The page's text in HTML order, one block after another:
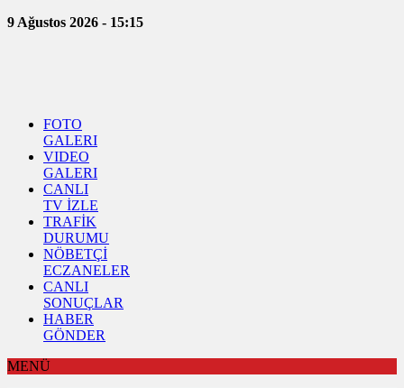
9 Ağustos 2026 - 15:15
FOTO
GALERI
VIDEO
GALERI
CANLI
TV İZLE
TRAFİK
DURUMU
NÖBETÇİ
ECZANELER
CANLI
SONUÇLAR
HABER
GÖNDER
MENÜ